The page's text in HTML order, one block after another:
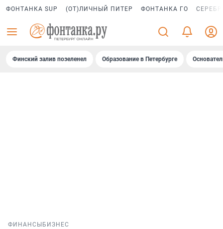
ФОНТАНКА SUP (ОТ)ЛИЧНЫЙ ПИТЕР ФОНТАНКА ГО
Финский залив позеленел Образование в Петербурге
ФИНАНСЫ БИЗНЕС